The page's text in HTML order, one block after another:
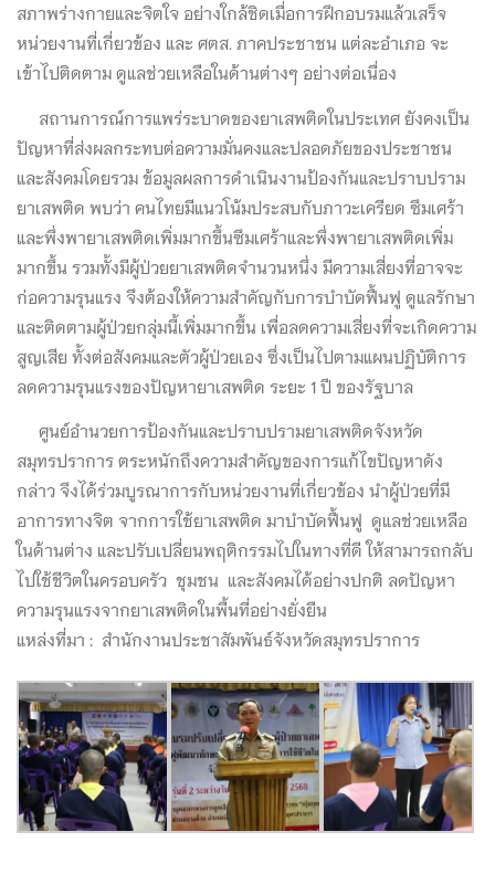
สภาพร่างกายและจิตใจ อย่างใกล้ชิดเมื่อการฝึกอบรมแล้วเสร็จ
หน่วยงานที่เกี่ยวข้อง และ ศตส. ภาคประชาชน แต่ละอำเภอ จะ
เข้าไปติดตาม ดูแลช่วยเหลือในด้านต่างๆ อย่างต่อเนื่อง
สถานการณ์การแพร่ระบาดของยาเสพติดในประเทศ ยังคงเป็น
ปัญหาที่ส่งผลกระทบต่อความมั่นคงและปลอดภัยของประชาชน
และสังคมโดยรวม ข้อมูลผลการดำเนินงานป้องกันและปราบปราม
ยาเสพติด พบว่า คนไทยมีแนวโน้มประสบกับภาวะเครียด ซึมเศร้า
และพึ่งพายาเสพติดเพิ่มมากขึ้นซึมเศร้าและพึ่งพายาเสพติดเพิ่ม
มากขึ้น รวมทั้งมีผู้ป่วยยาเสพติดจำนวนหนึ่ง มีความเสี่ยงที่อาจจะ
ก่อความรุนแรง จึงต้องให้ความสำคัญกับการบำบัดฟื้นฟู ดูแลรักษา
และติดตามผู้ป่วยกลุ่มนี้เพิ่มมากขึ้น เพื่อลดความเสี่ยงที่จะเกิดความ
สูญเสีย ทั้งต่อสังคมและตัวผู้ป่วยเอง ซึ่งเป็นไปตามแผนปฏิบัติการ
ลดความรุนแรงของปัญหายาเสพติด ระยะ 1 ปี ของรัฐบาล
ศูนย์อำนวยการป้องกันและปราบปรามยาเสพติดจังหวัด
สมุทรปราการ ตระหนักถึงความสำคัญของการแก้ไขปัญหาดัง
กล่าว จึงได้ร่วมบูรณาการกับหน่วยงานที่เกี่ยวข้อง นำผู้ป่วยที่มี
อาการทางจิต จากการใช้ยาเสพติด มาบำบัดฟื้นฟู ดูแลช่วยเหลือ
ในด้านต่าง และปรับเปลี่ยนพฤติกรรมไปในทางที่ดี ให้สามารถกลับ
ไปใช้ชีวิตในครอบครัว ชุมชน และสังคมได้อย่างปกติ ลดปัญหา
ความรุนแรงจากยาเสพติดในพื้นที่อย่างยั่งยืน
แหล่งที่มา : สำนักงานประชาสัมพันธ์จังหวัดสมุทรปราการ